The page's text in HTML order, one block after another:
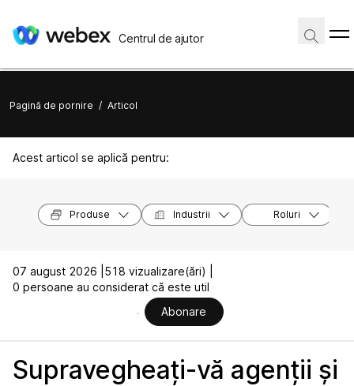
Centrul de ajutor
Pagină de pornire / Articol
Acest articol se aplică pentru:
Produse Industrii Roluri
07 august 2026 | 518 vizualizare(ări) |
0 persoane au considerat că este util
Abonare
Supravegheați-vă agenții și